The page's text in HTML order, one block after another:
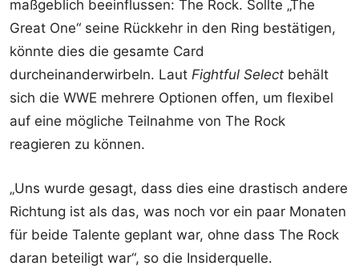
maßgeblich beeinflussen: The Rock. Sollte „The
Great One“ seine Rückkehr in den Ring bestätigen,
könnte dies die gesamte Card
durcheinanderwirbeln. Laut Fightful Select behält
sich die WWE mehrere Optionen offen, um flexibel
auf eine mögliche Teilnahme von The Rock
reagieren zu können.
„Uns wurde gesagt, dass dies eine drastisch andere
Richtung ist als das, was noch vor ein paar Monaten
für beide Talente geplant war, ohne dass The Rock
daran beteiligt war“, so die Insiderquelle.